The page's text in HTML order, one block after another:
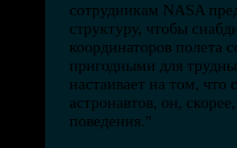
сотрудникам NASA
структуру, чтобы
координаторов полета
пригодными для
настаивает на том, что
астронавтов, он,
поведения."